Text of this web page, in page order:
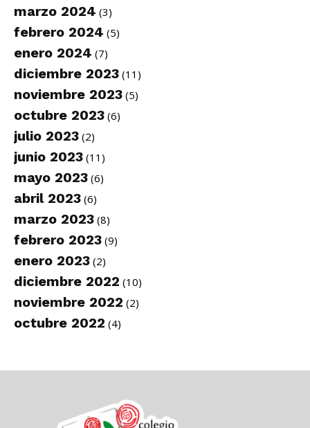
marzo 2024 (3)
febrero 2024 (5)
enero 2024 (7)
diciembre 2023 (11)
noviembre 2023 (5)
octubre 2023 (6)
julio 2023 (2)
junio 2023 (11)
mayo 2023 (6)
abril 2023 (6)
marzo 2023 (8)
febrero 2023 (9)
enero 2023 (2)
diciembre 2022 (10)
noviembre 2022 (2)
octubre 2022 (4)